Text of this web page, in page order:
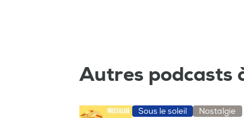
Autres podcasts
Sous le soleil Nostalgie